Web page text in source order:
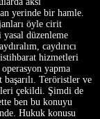
yerinde bir hamle.
öyle cirit
düzenleme
caydırıcı
hizmetleri
yapma
Teröristler ve
çekildi. Şimdi de
ben bu konuyu
Hukuk konusu